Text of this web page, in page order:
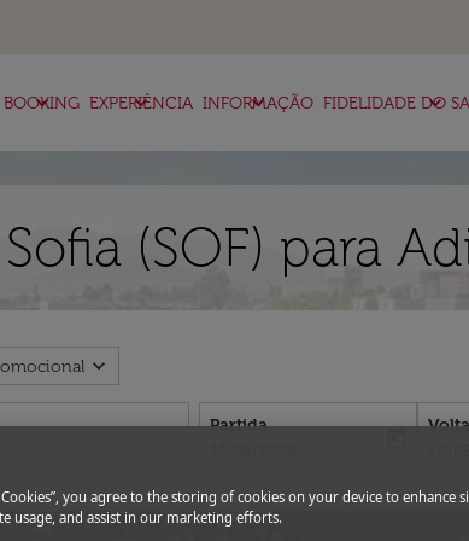
BOOKING
keyboard_arrow_down EXPERIÊNCIA
keyboard_arrow_down INFORMAÇÃO
keyboard_arrow_down FIDELIDADE DO
keyboard_arrow_down
(SOF) para
expand_more
Partida
fc-
Cookies”, you agree to the storing of cookies on your device to enhance
usage, and assist in our marketing efforts.